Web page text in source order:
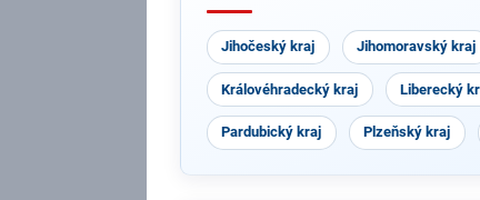
Jihočeský kraj Jihomoravský kraj
Královéhradecký kraj Liberecký
Pardubický kraj Plzeňský kraj